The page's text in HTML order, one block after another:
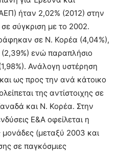
ήταν 2,02% (2012) στην
σύγκριση με το 2002.
σε Ν. Κορέα (4,04%),
ενώ παραπλήσιο
Ανάλογη υστέρηση
ως προς την ανά κάτοικο
της αντίστοιχης σε
και Ν. Κορέα. Στην
Ε&Α οφείλεται η
μονάδες (μεταξύ 2003 και
σε παγκόσμιες